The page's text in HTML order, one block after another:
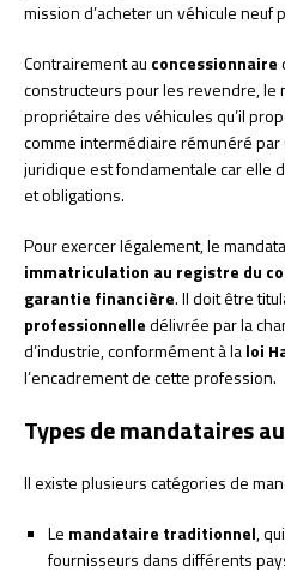
mission d’acheter un véhicule neuf
Contrairement au concessionnaire
constructeurs pour les revendre, le
propriétaire des véhicules qu’il
comme intermédiaire rémunéré par
juridique est fondamentale car elle
et obligations.
Pour exercer légalement, le
immatriculation au registre du
garantie financière. Il doit être
professionnelledélivrée par la
d’industrie, conformément à laloi
l’encadrement de cette profession.
Types de mandataires
Il existe plusieurs catégories de
Le mandataire traditionnel,
fournisseurs dans différents